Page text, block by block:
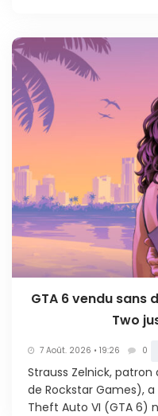
GTA 6 vendu sans
Two
7 Août. 2026 • 19:26 0
Strauss Zelnick,
de Rockstar Games),
Theft Auto VI (GTA 6)